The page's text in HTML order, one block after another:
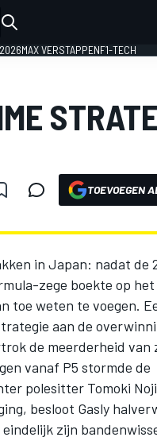
MAX VERSTAPPENF1-TECH
TOEVOEGEN
in Japan: nadat de
zege boekte op
toe weten te voegen.
aan de
de meerderheid van
vanaf P5 stormde de
polesitter Tomoki
besloot Gasly
zijn